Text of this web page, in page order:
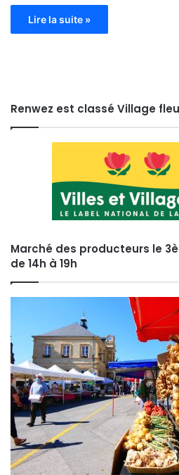
Lire la suite »
Renwez est classé Village
Marché des producteurs le
de 14h à 19h